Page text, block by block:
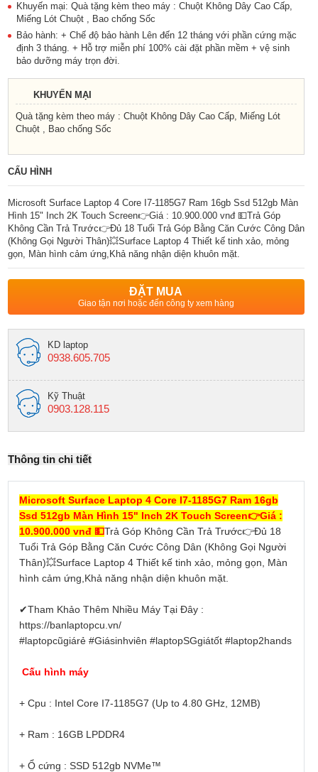
Khuyến mại: Quà tặng kèm theo máy : Chuột Không Dây Cao Cấp,
Miếng Lót Chuột , Bao chống Sốc
Bảo hành: + Chế độ bảo hành Lên đến 12 tháng với phần cứng mặc
định 3 tháng. + Hỗ trợ miễn phí 100% cài đặt phần mềm + vệ sinh
bảo dưỡng máy trọn đời.
KHUYẾN MẠI
Quà tặng kèm theo máy : Chuột Không Dây Cao Cấp, Miếng Lót
Chuột , Bao chống Sốc
CẤU HÌNH
Microsoft Surface Laptop 4 Core I7-1185G7 Ram 16gb Ssd 512gb Màn
Hình 15" Inch 2K Touch Screen👉Giá : 10.900.000 vnđ 💵Trả Góp
Không Cần Trả Trước👉Đủ 18 Tuổi Trả Góp Bằng Căn Cước Công Dân
(Không Gọi Người Thân)💥Surface Laptop 4 Thiết kế tinh xảo, mỏng
gọn, Màn hình cảm ứng,Khả năng nhận diện khuôn mặt.
ĐẶT MUA
Giao tận nơi hoặc đến công ty xem hàng
KD laptop
0938.605.705
Kỹ Thuật
0903.128.115
Thông tin chi tiết
Microsoft Surface Laptop 4 Core I7-1185G7 Ram 16gb
Ssd 512gb Màn Hình 15" Inch 2K Touch Screen👉Giá :
10.900.000 vnđ 💵Trả Góp Không Cần Trả Trước👉Đủ 18
Tuổi Trả Góp Bằng Căn Cước Công Dân (Không Gọi Người
Thân)💥Surface Laptop 4 Thiết kế tinh xảo, mỏng gọn, Màn
hình cảm ứng,Khả năng nhận diện khuôn mặt.
✔Tham Khảo Thêm Nhiều Máy Tại Đây :
https://banlaptopcu.vn/
#laptopcũgiárẻ #Giásinhviên #laptopSGgiátốt #laptop2hands
Cấu hình máy
+ Cpu : Intel Core I7-1185G7 (Up to 4.80 GHz, 12MB)
+ Ram : 16GB LPDDR4
+ Ổ cứng : SSD 512gb NVMe™